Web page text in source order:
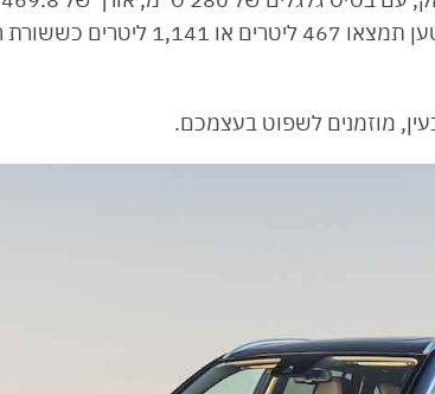
ס״מ רוחב ו-169.6 ס״מ גובה. בתא המטען תמצאו 467 ליטרים
מוזמנים לשפוט בעצמכם.